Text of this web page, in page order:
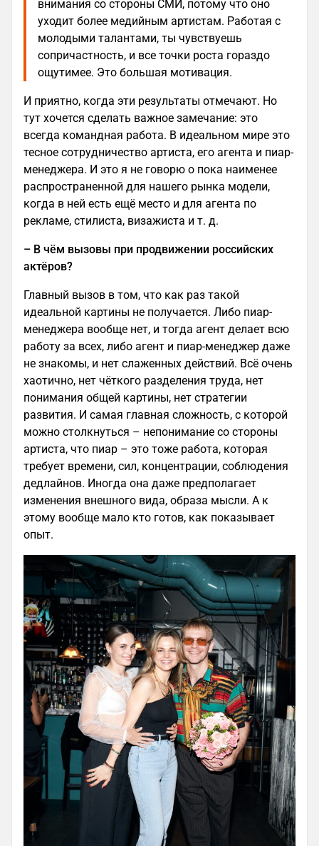
внимания со стороны СМИ, потому что оно
уходит более медийным артистам. Работая с
молодыми талантами, ты чувствуешь
сопричастность, и все точки роста гораздо
ощутимее. Это большая мотивация.
И приятно, когда эти результаты отмечают. Но
тут хочется сделать важное замечание: это
всегда командная работа. В идеальном мире это
тесное сотрудничество артиста, его агента и пиар-
менеджера. И это я не говорю о пока наименее
распространенной для нашего рынка модели,
когда в ней есть ещё место и для агента по
рекламе, стилиста, визажиста и т. д.
– В чём вызовы при продвижении российских
актёров?
Главный вызов в том, что как раз такой
идеальной картины не получается. Либо пиар-
менеджера вообще нет, и тогда агент делает всю
работу за всех, либо агент и пиар-менеджер даже
не знакомы, и нет слаженных действий. Всё очень
хаотично, нет чёткого разделения труда, нет
понимания общей картины, нет стратегии
развития. И самая главная сложность, с которой
можно столкнуться – непонимание со стороны
артиста, что пиар – это тоже работа, которая
требует времени, сил, концентрации, соблюдения
дедлайнов. Иногда она даже предполагает
изменения внешного вида, образа мысли. А к
этому вообще мало кто готов, как показывает
опыт.